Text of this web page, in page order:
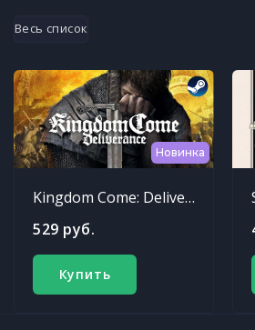
Весь список
Новинка
Kingdom Come: Deliverance
529 руб.
Купить